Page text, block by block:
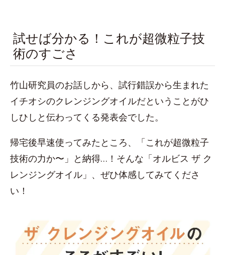
試せば分かる！これが超微粒子技
術のすごさ
竹山研究員のお話しから、試行錯誤から生まれた
イチオシのクレンジングオイルだということがひ
しひしと伝わってくる発表会でした。
帰宅後早速使ってみたところ、「これが超微粒子
技術の力か〜」と納得…！そんな「オルビス ザ ク
レンジングオイル」、ぜひ体感してみてくださ
い！